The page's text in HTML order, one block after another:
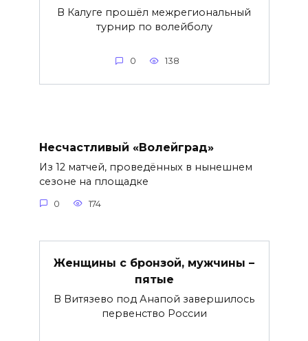
В Калуге прошёл межрегиональный
турнир по волейболу
0 138
Несчастливый «Волейград»
Из 12 матчей, проведённых в нынешнем
сезоне на площадке
0 174
Женщины с бронзой, мужчины –
пятые
В Витязево под Анапой завершилось
первенство России